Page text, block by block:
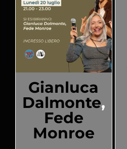
Gianluca
Dalmonte,
Fede
Monroe